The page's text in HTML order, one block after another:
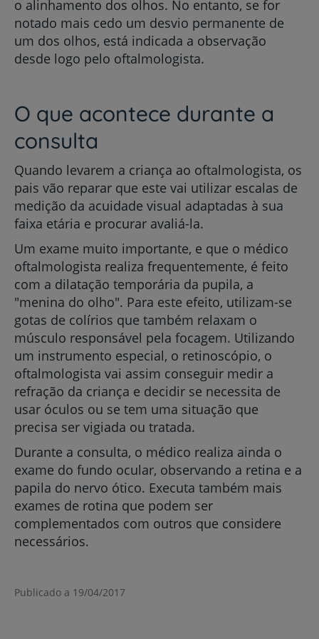
o alinhamento dos olhos. No entanto, se for
notado mais cedo um desvio permanente de
um dos olhos, está indicada a observação
desde logo pelo oftalmologista.
O que acontece durante a
consulta
Quando levarem a criança ao oftalmologista, os
pais vão reparar que este vai utilizar escalas de
medição da acuidade visual adaptadas à sua
faixa etária e procurar avaliá-la.
Um exame muito importante, e que o médico
oftalmologista realiza frequentemente, é feito
com a dilatação temporária da pupila, a
"menina do olho". Para este efeito, utilizam-se
gotas de colírios que também relaxam o
músculo responsável pela focagem. Utilizando
um instrumento especial, o retinoscópio, o
oftalmologista vai assim conseguir medir a
refração da criança e decidir se necessita de
usar óculos ou se tem uma situação que
precisa ser vigiada ou tratada.
Durante a consulta, o médico realiza ainda o
exame do fundo ocular, observando a retina e a
papila do nervo ótico. Executa também mais
exames de rotina que podem ser
complementados com outros que considere
necessários.
Publicado a 19/04/2017